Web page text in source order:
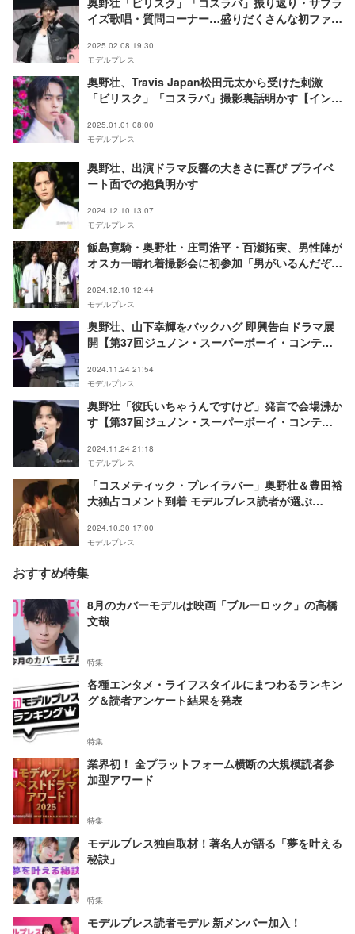
イズ歌唱・質問コーナー…盛りだくさんな初ファン
2025.02.08 19:30
モデルプレス
奥野壮、Travis Japan松田元太から受けた刺激
「ビリスク」「コスラバ」撮影裏話明かす【インタ
2025.01.01 08:00
モデルプレス
奥野壮、出演ドラマ反響の大きさに喜び プライベ
ート面での抱負明かす
2024.12.10 13:07
モデルプレス
飯島寛騎・奥野壮・庄司浩平・百瀬拓実、男性陣が
オスカー晴れ着撮影会に初参加「男がいるんだぞと
2024.12.10 12:44
モデルプレス
奥野壮、山下幸輝をバックハグ 即興告白ドラマ展
開【第37回ジュノン・スーパーボーイ・コンテス
2024.11.24 21:54
モデルプレス
奥野壮「彼氏いちゃうんですけど」発言で会場沸か
す【第37回ジュノン・スーパーボーイ・コンテス
2024.11.24 21:18
モデルプレス
「コスメティック・プレイラバー」奥野壮＆豊田裕
大独占コメント到着 モデルプレス読者が選ぶ
2024.10.30 17:00
モデルプレス
おすすめ特集
8月のカバーモデルは映画「ブルーロック」の高橋
文哉
特集
各種エンタメ・ライフスタイルにまつわるランキン
グ＆読者アンケート結果を発表
特集
業界初！ 全プラットフォーム横断の大規模読者参
加型アワード
特集
モデルプレス独自取材！著名人が語る「夢を叶える
秘訣」
特集
モデルプレス読者モデル 新メンバー加入！